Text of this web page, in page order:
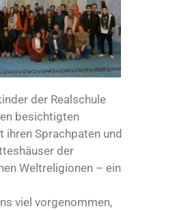
der Realschule
besichtigten
ihren Sprachpaten und
der
Weltreligionen – ein
viel vorgenommen,